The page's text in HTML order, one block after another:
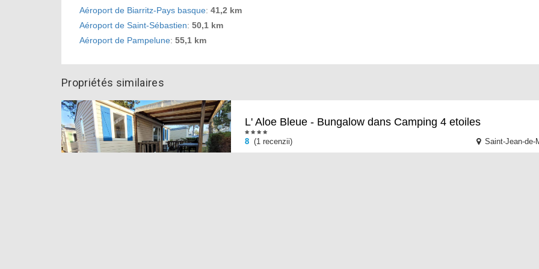
Aéroport de Biarritz-Pays basque: 41,2 km
Aéroport de Saint-Sébastien: 50,1 km
Aéroport de Pampelune: 55,1 km
Propriétés similaires
L' Aloe Bleue - Bungalow dans Camping 4 etoiles
8 (1 recenzii) Saint-Jean-de-